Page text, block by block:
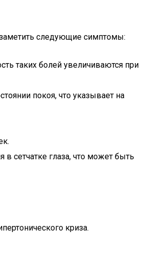
следующие симптомы:
таких болей увеличиваются при
покоя, что указывает на
сетчатке глаза, что может быть
криза.